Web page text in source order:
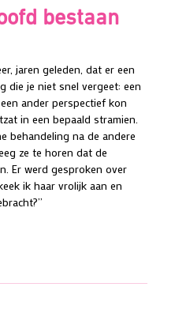
bestaan
jaren geleden, dat er een
die je niet snel vergeet: een
ander perspectief kon
in een bepaald stramien.
behandeling na de andere
ze te horen dat de
Er werd gesproken over
ik haar vrolijk aan en